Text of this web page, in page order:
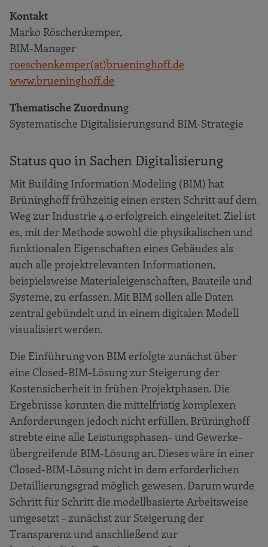
Bauunternehmung Glöckle Holding GmbH
RAAB Baugesellschaft mbH & Co. KG
Implenia Hochbau GmbH
Das sagen Ausbildungszentren
Ausbildungsstätten Bau-ABC Rostrup und
ABZ Mellendorf
Unterstützung durch das Schaufenster
Digitales Bauen im Kompetenzzentrum
Digitales Handwerk
Weiterführende Informationen
Anhang
Studie zur Beschäftigung und
Digitalisierung in der Bauwirtschaft –
Zusammenfassung der Ergebnisse
Wie weit ist der Baumittelstand bei
den Themen Digitalisierung und BIM?
Wie orientiert sich der Baumittelstand
bei der Einführung von BIM
strategisch?
Welche Folgen hat das modellbasierte
Bauen (BIM) für die Bau-Arbeitswelt?
Kontakt
Marko Röschenkemper,
BIM-Manager
roeschenkemper(at)brueninghoff.de
www.brueninghoff.de
Thematische Zuordnung
Systematische Digitalisierungsund BIM-Strategie
Status quo in Sachen Digitalisierung
Mit Building Information Modeling (BIM) hat
Brüninghoff frühzeitig einen ersten Schritt auf dem
Weg zur Industrie 4.0 erfolgreich eingeleitet. Ziel ist
es, mit der Methode sowohl die physikalischen und
funktionalen Eigenschaften eines Gebäudes als
auch alle projektrelevanten Informationen,
beispielsweise Materialeigenschaften, Bauteile und
Systeme, zu erfassen. Mit BIM sollen alle Daten
zentral gebündelt und in einem digitalen Modell
visualisiert werden.
Die Einführung von BIM erfolgte zunächst über
eine Closed-BIM-Lösung zur Steigerung der
Kostensicherheit in frühen Projektphasen. Die
Ergebnisse konnten die mittelfristig komplexen
Anforderungen jedoch nicht erfüllen. Brüninghoff
strebte eine alle Leistungsphasen- und Gewerke-
übergreifende BIM-Lösung an. Dieses wäre in einer
Closed-BIM-Lösung nicht in dem erforderlichen
Detaillierungsgrad möglich gewesen. Darum wurde
Schritt für Schritt die modellbasierte Arbeitsweise
umgesetzt – zunächst zur Steigerung der
Transparenz und anschließend zur